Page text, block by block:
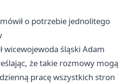
o potrzebie jednolitego
wicewojewoda śląski Adam
że takie rozmowy mogą
pracę wszystkich stron